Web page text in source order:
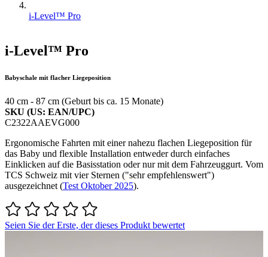
i-Level™ Pro
i-Level™ Pro
Babyschale mit flacher Liegeposition
40 cm - 87 cm (Geburt bis ca. 15 Monate)
SKU (US: EAN/UPC)
C2322AAEVG000
Ergonomische Fahrten mit einer nahezu flachen Liegeposition für
das Baby und flexible Installation entweder durch einfaches
Einklicken auf die Basisstation oder nur mit dem Fahrzeuggurt. Vom
TCS Schweiz mit vier Sternen ("sehr empfehlenswert")
ausgezeichnet (Test Oktober 2025).
Seien Sie der Erste, der dieses Produkt bewertet